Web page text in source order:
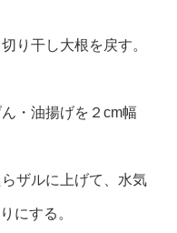
り干し大根を戻す。
・油揚げを２cm幅
ザルに上げて、水気
にする。